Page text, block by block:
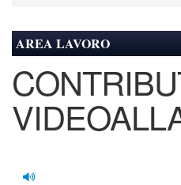
AREA LAVORO